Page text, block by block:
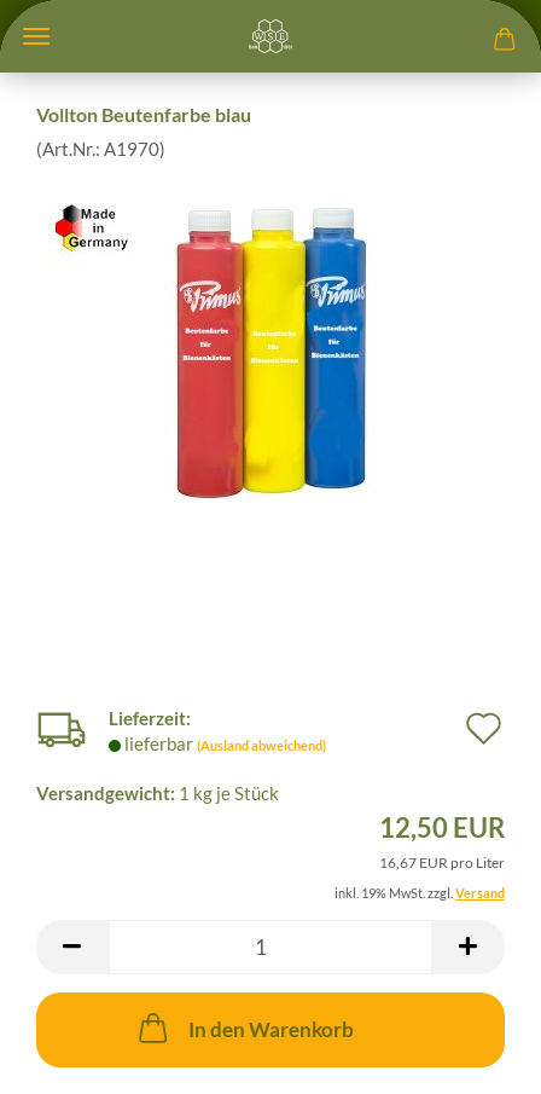
Vollton Beutenfarbe blau
(Art.Nr.: A1970)
Lieferzeit:
lieferbar (Ausland abweichend)
Versandgewicht: 1 kg je Stück
12,50 EUR
16,67 EUR pro Liter
inkl. 19% MwSt. zzgl. Versand
In den Warenkorb